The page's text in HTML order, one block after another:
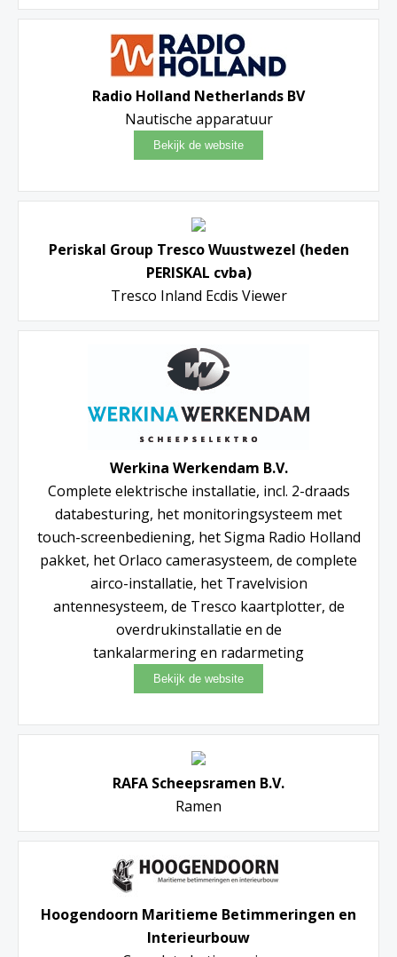
Radio Holland Netherlands BV
Nautische apparatuur
Periskal Group Tresco Wuustwezel (heden
PERISKAL cvba)
Tresco Inland Ecdis Viewer
Werkina Werkendam B.V.
Complete elektrische installatie, incl. 2-draads
databesturing, het monitoringsysteem met
touch-screenbediening, het Sigma Radio Holland
pakket, het Orlaco camerasysteem, de complete
airco-installatie, het Travelvision
antennesysteem, de Tresco kaartplotter, de
overdrukinstallatie en de
tankalarmering en radarmeting
RAFA Scheepsramen B.V.
Ramen
Hoogendoorn Maritieme Betimmeringen en
Interieurbouw